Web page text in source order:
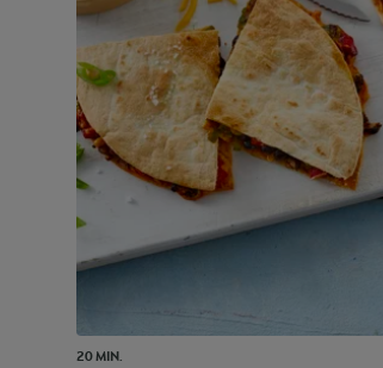
20 MIN.